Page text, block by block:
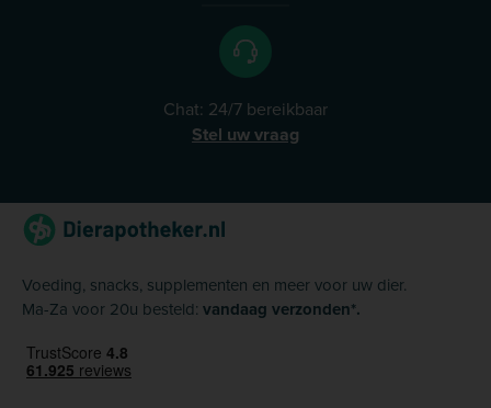
Chat: 24/7 bereikbaar
Stel uw vraag
Voeding, snacks, supplementen en meer voor uw dier.
Ma-Za voor 20u besteld: vandaag verzonden*.